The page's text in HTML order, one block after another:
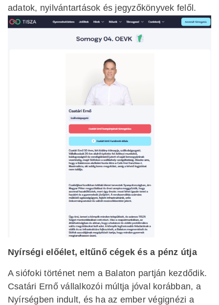
adatok, nyilvántartások és jegyzőkönyvek felől.
Nyírségi előélet, eltűnő cégek és a pénz útja
A siófoki történet nem a Balaton partján kezdődik.
Csatári Ernő vállalkozói múltja jóval korábban, a
Nyírségben indult, és ha az ember végignézi a